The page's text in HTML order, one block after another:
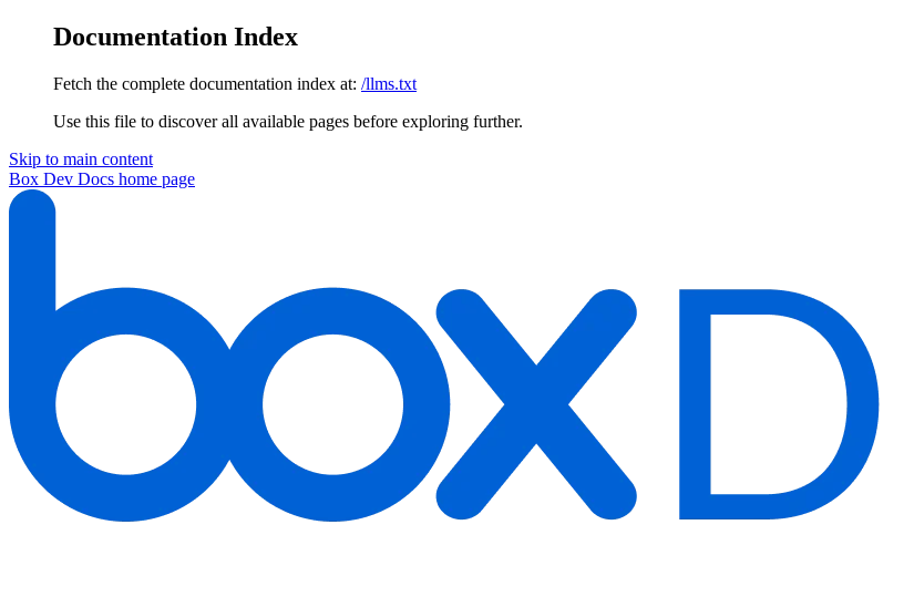
Documentation Index
Fetch the complete documentation index at: /llms.txt
Use this file to discover all available pages before exploring further.
Skip to main content
Box Dev Docs home page